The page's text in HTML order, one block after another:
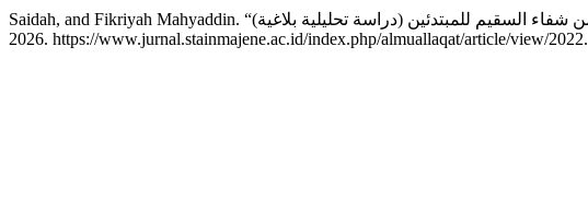
2026. https://www.jurnal.stainmajene.ac.id/index.php/almuallaqat/article/view/2022.